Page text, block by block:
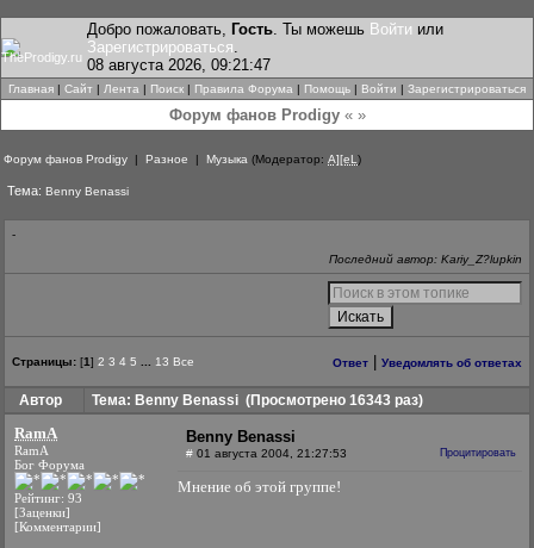
Добро пожаловать, Гость. Ты можешь Войти или
Зарегистрироваться.
08 августа 2026, 09:21:47
Главная | Сайт | Лента | Поиск | Правила Форума | Помощь | Войти | Зарегистрироваться
Форум фанов Prodigy« »
Форум фанов Prodigy | Разное | Музыка (Модератор: A][eL )
Тема: Benny Benassi
-
Последний автор: Kariy_Z?lupkin
Страницы: [1] 2 3 4 5 13 Все Ответ Уведомлять об ответах
Автор Тема: Benny Benassi (Просмотрено 16343 раз)
RamA
RamA
Бог Форума
Рейтинг: 93
[Заценки]
[Комментарии]
Benny Benassi
# 01 августа 2004, 21:27:53 Процитировать
Мнение об этой группе!